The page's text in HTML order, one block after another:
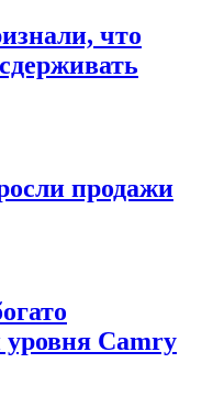
что
продажи
Camry